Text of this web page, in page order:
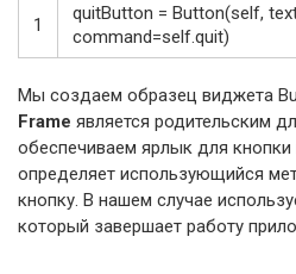
1
quitButton = Button(self,
command=selfquit)
Мы создаем образец виджета
Frame является родительским
обеспечиваем ярлык для
определяет использующийся
кнопку. В нашем случае
который завершает работу